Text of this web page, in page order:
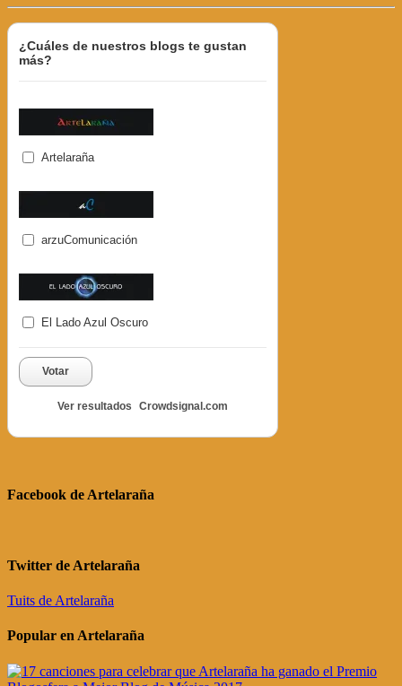
¿Cuáles de nuestros blogs te gustan
más?
Artelaraña
arzuComunicación
El Lado Azul Oscuro
Votar
Ver resultados Crowdsignal.com
Facebook de Artelaraña
Twitter de Artelaraña
Tuits de Artelaraña
Popular en Artelaraña